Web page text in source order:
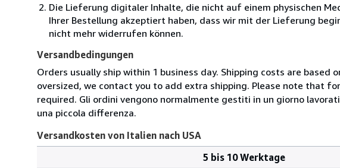
Die Lieferung digitaler Inhalte, die nicht auf einem physischen
Ihrer Bestellung akzeptiert haben, dass wir mit der Lieferung
nicht mehr widerrufen können.
Versandbedingungen
Orders usually ship within 1 business day. Shipping costs are
oversized, we contact you to add extra shipping. Please note that
required. Gli ordini vengono normalmente gestiti in un giorno
una piccola differenza.
Versandkosten von Italien nach USA
5 bis 10 Werktage